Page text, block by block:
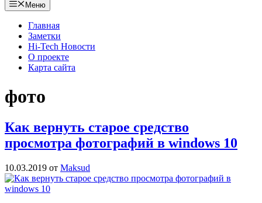
Меню
Главная
Заметки
Hi-Tech Новости
О проекте
Карта сайта
фото
Как вернуть старое средство
просмотра фотографий в windows 10
10.03.2019 от Maksud